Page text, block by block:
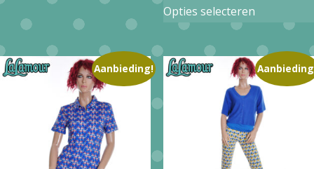
€79,95.
€55,97.
variaties.
Deze
optie
kan
gekozen
was:
is:
Opties selecteren
heeft
meerdere
variaties.
Deze
optie
kan
Aanbieding!